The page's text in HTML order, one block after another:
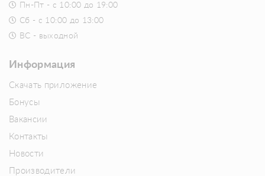
Пн-Пт - с 10:00 до 19:00
Сб - с 10:00 до 13:00
ВС - выходной
Информация
Скачать приложение
Бонусы
Вакансии
Контакты
Новости
Производители